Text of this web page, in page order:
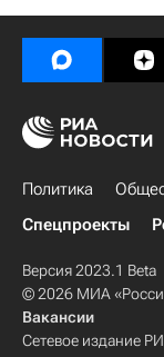
Политика
Спецпроекты
Версия 2023.1 Beta
© 2026 МИА
Вакансии
Сетевое издание